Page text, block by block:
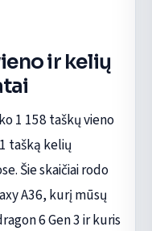
ir kelių
1 158 taškų vieno
tašką kelių
Šie skaičiai rodo
A36, kurį mūsų
6 Gen 3 ir kuris